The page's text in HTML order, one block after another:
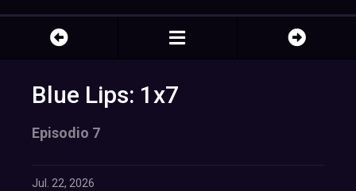
Blue Lips: 1x7
Episodio 7
Jul. 22, 2026